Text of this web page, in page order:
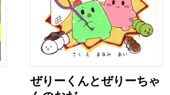
ぜりーくんとぜりーちゃ